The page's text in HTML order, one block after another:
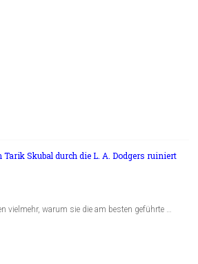
Tarik Skubal durch die L. A. Dodgers ruiniert
vielmehr, warum sie die am besten geführte …